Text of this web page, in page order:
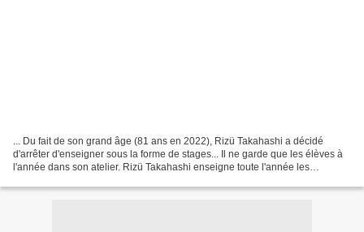
... Du fait de son grand âge (81 ans en 2022), Rizü Takahashi a décidé
d'arrêter d'enseigner sous la forme de stages... Il ne garde que les élèves à
l'année dans son atelier. Rizü Takahashi enseigne toute l'année les